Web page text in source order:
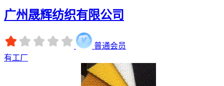
广州晟辉纺织有限公司
普通会员
有工厂